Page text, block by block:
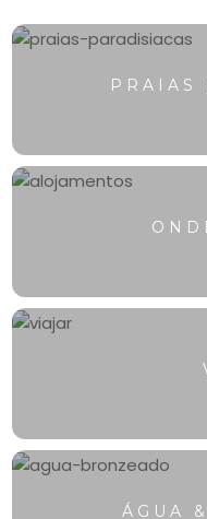
PRAIAS
ÁGUA